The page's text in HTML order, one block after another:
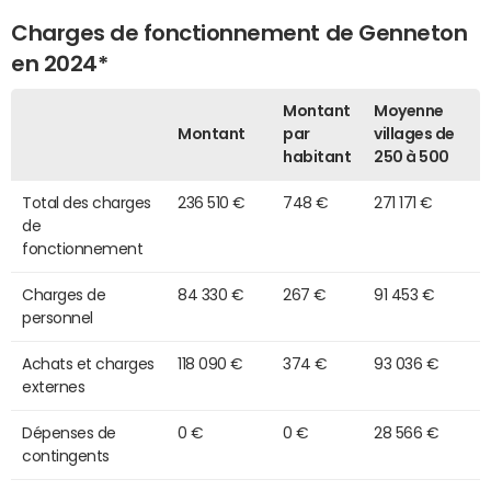
Charges de fonctionnement de Genneton
en 2024*
Montant
Montant
par
habitant
Moyenne
villages de
250 à 500
Total des charges
de
fonctionnement
236 510 € 748 € 271 171 €
Charges de
personnel
84 330 € 267 € 91 453 €
Achats et charges
externes
118 090 € 374 € 93 036 €
Dépenses de
contingents
0 € 0 € 28 566 €